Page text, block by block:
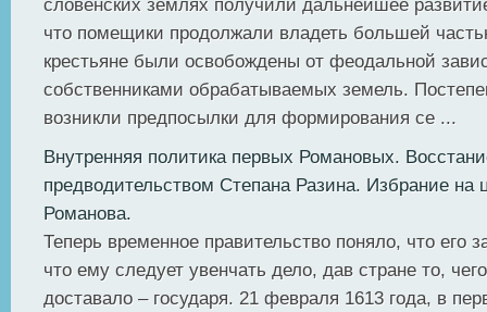
словенских землях получили дальнейшее
что помещики продолжали владеть большей
крестьяне были освобождены от феодальной
собственниками обрабатываемых земель.
возникли предпосылки для формирования се ...
Внутренняя политика первых Романовых.
предводительством Степана Разина. Избрание на
Романова.
Теперь временное правительство поняло, что его
что ему следует увенчать дело, дав стране то,
доставало – государя. 21 февраля 1613 года, в